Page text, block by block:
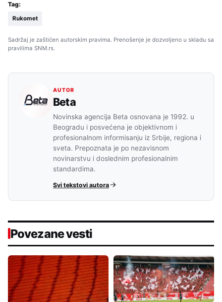
Tag:
Rukomet
Sadržaj je zaštićen autorskim pravima. Prenošenje je dozvoljeno u skladu sa
pravilima SNM.rs.
AUTOR
Beta
Novinska agencija Beta osnovana je 1992. u
Beogradu i posvećena je objektivnom i
profesionalnom informisanju iz Srbije, regiona i
sveta. Prepoznata je po nezavisnom
novinarstvu i doslednim profesionalnim
standardima.
Svi tekstovi autora
Povezane vesti